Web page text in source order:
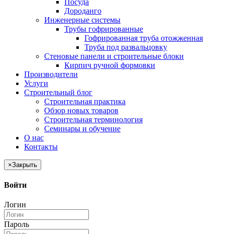
Дороданго
Инженерные системы
Трубы гофрированные
Гофрированная труба отожженная
Труба под развальцовку
Стеновые панели и строительные блоки
Кирпич ручной формовки
Производители
Услуги
Строительный блог
Строительная практика
Обзор новых товаров
Строительная терминология
Семинары и обучение
О нас
Контакты
×Закрыть
Войти
Логин
Пароль